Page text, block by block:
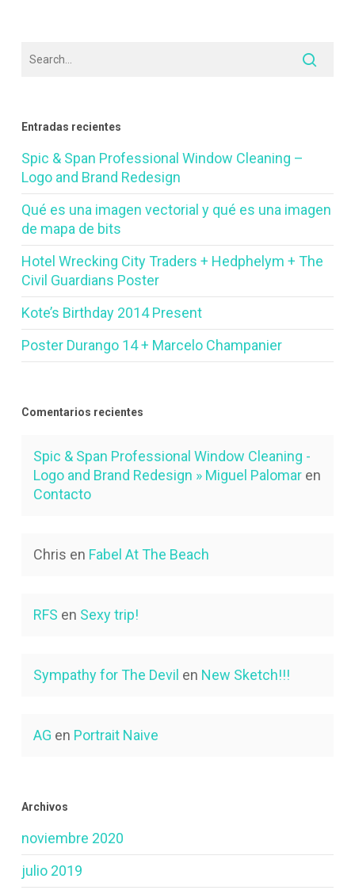
Entradas recientes
Spic & Span Professional Window Cleaning –
Logo and Brand Redesign
Qué es una imagen vectorial y qué es una imagen
de mapa de bits
Hotel Wrecking City Traders + Hedphelym + The
Civil Guardians Poster
Kote’s Birthday 2014 Present
Poster Durango 14 + Marcelo Champanier
Comentarios recientes
Spic & Span Professional Window Cleaning -
Logo and Brand Redesign » Miguel Palomaren
Contacto
Chris en Fabel At The Beach
RFS en Sexy trip!
Sympathy for The Devil en New Sketch!!!
AG en Portrait Naive
Archivos
noviembre 2020
julio 2019